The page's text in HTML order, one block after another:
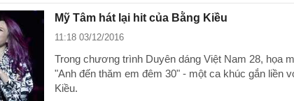
Mỹ Tâm hát lại hit của Bằng Kiều
11:18 03/12/2016
Trong chương trình Duyên dáng Việt Nam 28, họa
"Anh đến thăm em đêm 30" - một ca khúc gắn liền
Kiều.